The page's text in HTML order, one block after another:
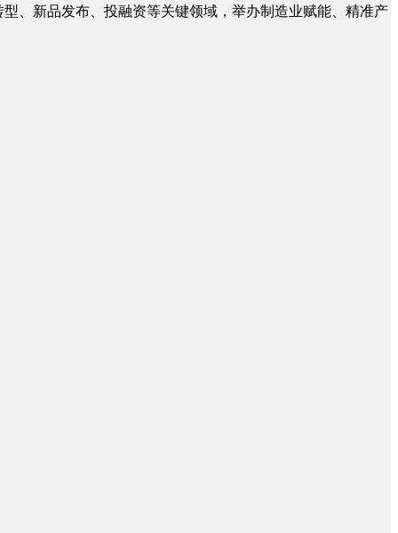
、新品发布、投融资等关键领域，举办制造业赋能、精准产